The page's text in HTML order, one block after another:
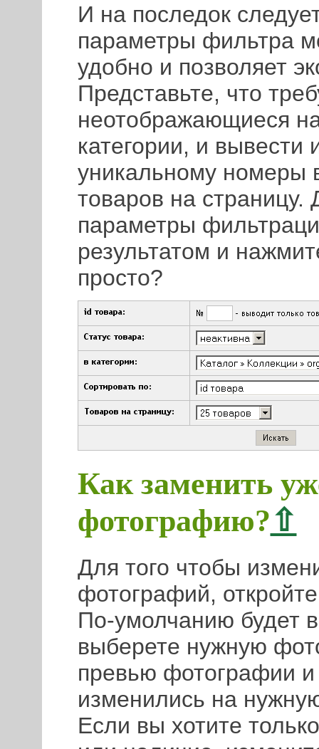
И на последок
параметры фильтра
удобно и позволяет
Представьте, что
неотображающиеся
категории, и вывести
уникальному номеры
товаров на страницу.
параметры
результатом и
просто?
Как заменить
фотографию?⇧
Для того чтобы
фотографий,
По-умолчанию будет
выберете нужную
превью фотографии
изменились на
Если вы хотите